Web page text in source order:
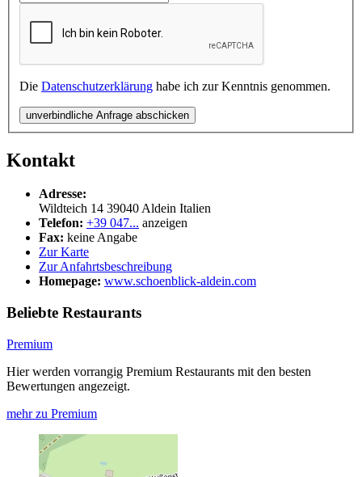
Die Datenschutzerklärung habe ich zur Kenntnis genommen.
unverbindliche Anfrage abschicken
Kontakt
Adresse:
Wildteich 14 39040Aldein Italien
Telefon: +39 047... anzeigen
Fax: keine Angabe
Zur Karte
Zur Anfahrtsbeschreibung
Homepage: www.schoenblick-aldein.com
Beliebte Restaurants
Premium
Hier werden vorrangig Premium Restaurants mit den besten
Bewertungen angezeigt.
mehr zu Premium